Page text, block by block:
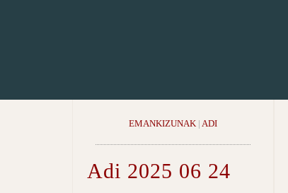
EMANKIZUNAK | ADI
Adi 2025 06 24